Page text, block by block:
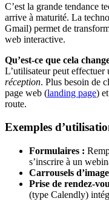
C’est la grande tendance
arrive à maturité. La
Gmail) permet de
web interactive.
Qu’est-ce que cela
L’utilisateur peut effectuer
réception. Plus besoin de
page web (landing page)
route.
Exemples
Formulaires :
s’inscrire à un
Carrousels
Prise de rendez-
(type Calendly)